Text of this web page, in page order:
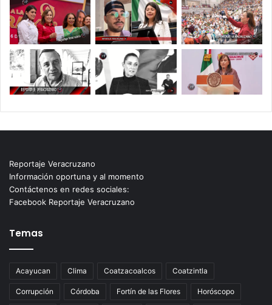
Reportaje Veracruzano
Información oportuna y al momento
Contáctenos en redes sociales:
Facebook Reportaje Veracruzano
Temas
Acayucan Clima Coatzacoalcos Coatzintla
Corrupción Córdoba Fortín de las Flores Horóscopo